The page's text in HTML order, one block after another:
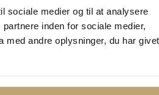
sociale medier og til at analysere
inden for sociale medier,
med andre oplysninger, du har givet
Sikker Og Tryg E-Handel